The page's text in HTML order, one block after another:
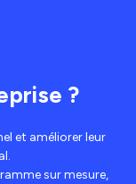
?
et améliorer leur
sur mesure,